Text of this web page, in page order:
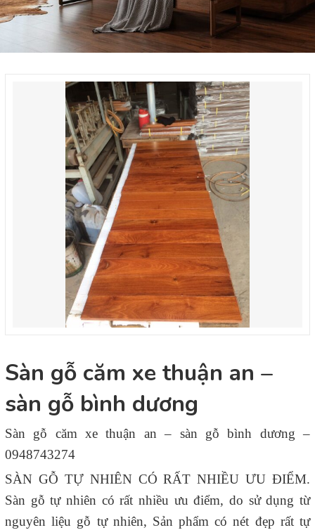
Sàn gỗ căm xe thuận an –
sàn gỗ bình dương
Sàn gỗ căm xe thuận an – sàn gỗ bình dương –
0948743274
SÀN GỖ TỰ NHIÊN CÓ RẤT NHIỀU ƯU ĐIỂM.
Sàn gỗ tự nhiên có rất nhiều ưu điểm, do sử dụng từ
nguyên liệu gỗ tự nhiên, Sản phẩm có nét đẹp rất tự